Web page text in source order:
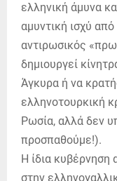
ελληνική άμυνα
αμυντική ισχύ από
αντιρωσικός
δημιουργεί
Άγκυρα ή να
ελληνοτουρκική
Ρωσία, αλλά δεν
προσπαθούμε!).
Η ίδια κυβέρνηση
στην